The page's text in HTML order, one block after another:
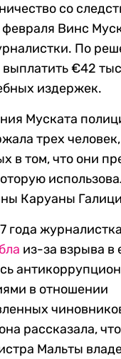
со
Винс
По
€42
издержек.
Муската
трех человек,
в том, что они
Каруаны
года
из-за взрыва в
в отношении
рассказала,
Мальты